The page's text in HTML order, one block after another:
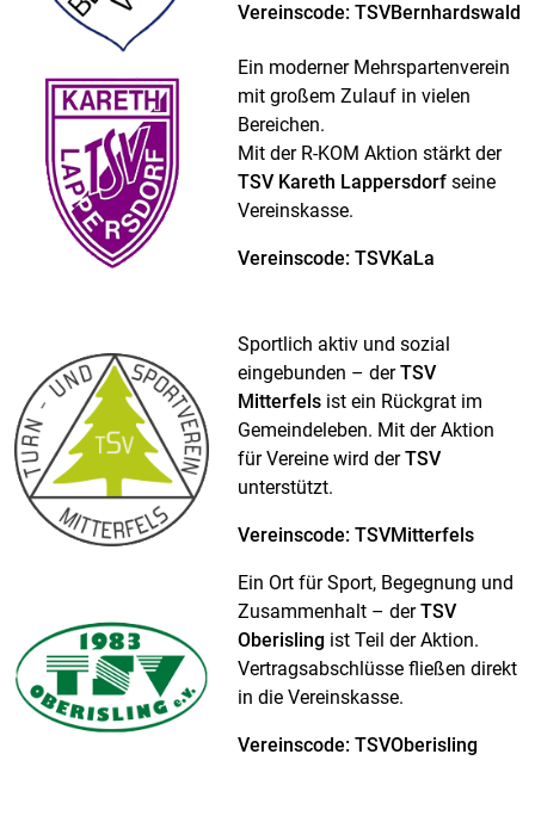
Vereinscode: TSVBernhardswald
Ein moderner Mehrspartenverein
mit großem Zulauf in vielen
Bereichen.
Mit der R-KOM Aktion stärkt der
TSV Kareth Lappersdorfseine
Vereinskasse.
Vereinscode: TSVKaLa
Sportlich aktiv und sozial
eingebunden – derTSV
Mitterfelsist ein Rückgrat im
Gemeindeleben. Mit der Aktion
für Vereine wird derTSV
unterstützt.
Vereinscode: TSVMitterfels
Ein Ort für Sport, Begegnung und
Zusammenhalt – derTSV
Oberislingist Teil der Aktion.
Vertragsabschlüsse fließen direkt
in die Vereinskasse.
Vereinscode: TSVOberisling